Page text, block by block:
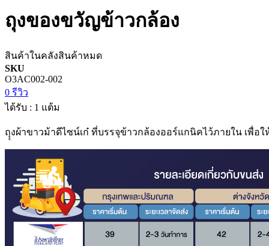
ถุงของขวัญข้าวกล้อง
สินค้าในคลังสินค้าหมด
SKU
O3AC002-002
0 รีวิว
ได้รับ : 1 แต้ม
ถุุงผ้าขาวม้าดีไซน์เก๋ ที่บรรจุข้าวกล้องออร์แกนิคไว้ภายใน เพื่